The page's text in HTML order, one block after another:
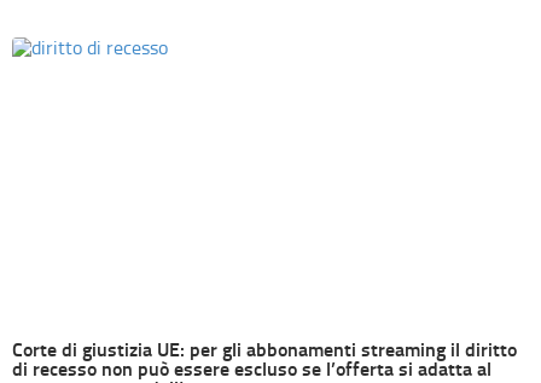
Corte di giustizia UE: per gli abbonamenti streaming il diritto
di recesso non può essere escluso se l’offerta si adatta al